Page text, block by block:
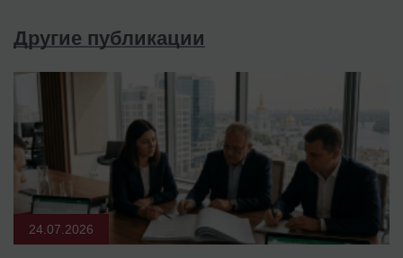
Другие публикации
24.07.2026